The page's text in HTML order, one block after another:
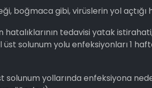
boğmaca gibi, virüslerin yol
hatalıklarının tedavisi yatak
üst solunum yolu enfeksiyonları 1
solunum yollarında enfeksiyona